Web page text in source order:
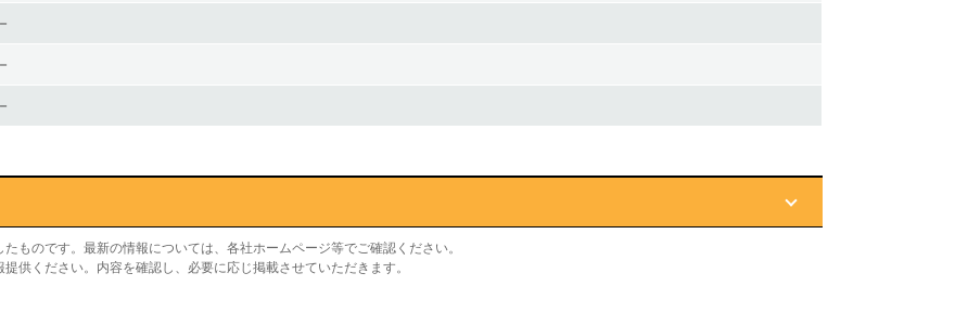
－
－
－
ものです。最新の情報については、各社ホームページ等でご確認ください。
供ください。内容を確認し、必要に応じ掲載させていただきます。